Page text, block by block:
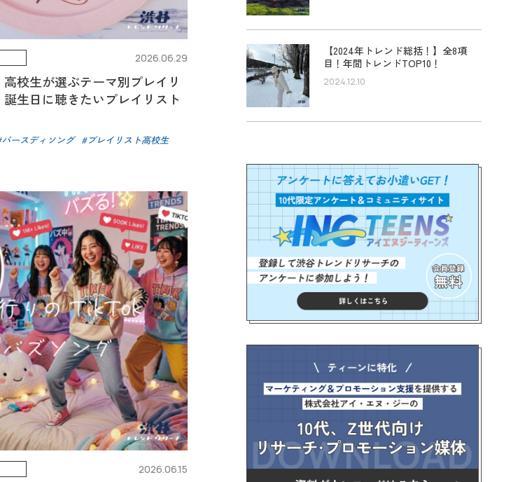
2026.06.29
高校生が選ぶテーマ別プレイリ
生日に聴きたいプレイリスト
バースディソング
プレイリスト高校生
2026.06.15
【2024年トレンド総括！】全8項
目！年間トレンドTOP10！
2024.12.10